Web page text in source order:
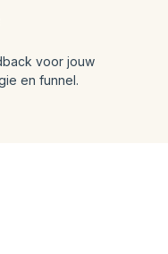
voor jouw
en funnel.